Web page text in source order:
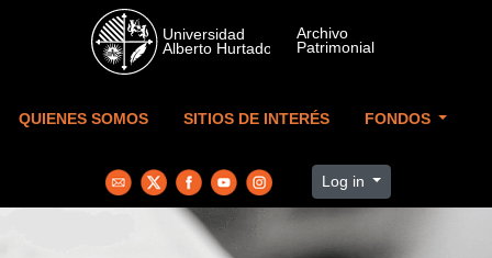
Skip to main content
QUIENES SOMOS SITIOS DE INTERÉS FONDOS
Log in